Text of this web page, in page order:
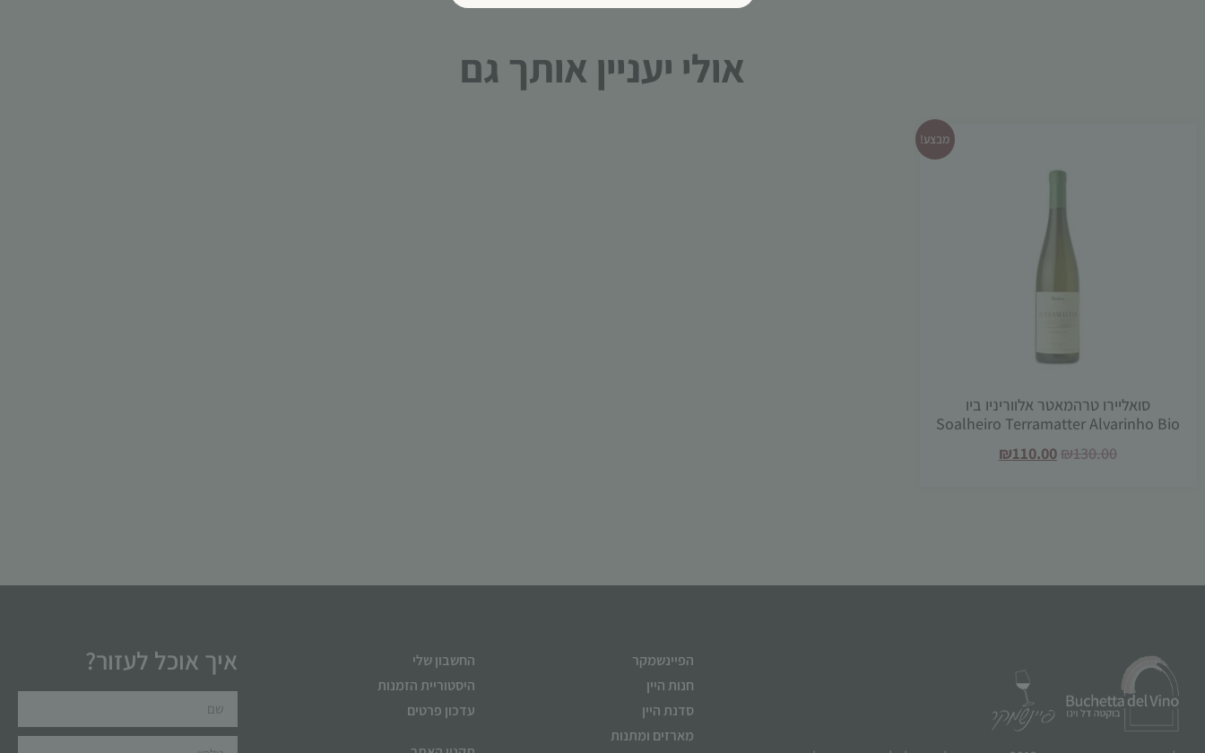
אולי יעניין אותך גם
מבצע!
סואליירו טרהמאטר אלווריניו ביו
Soalheiro Terramatter Alvarinho Bio
₪130.00
₪110.00
הפיינשמקר
חנות היין
סדנת היין
מארזים ומתנות
החשבון שלי
היסטוריית הזמנות
עדכון פרטים
איך אוכל לעזור?
על ידי
שיתוף